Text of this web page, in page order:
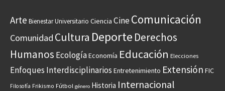
Arte Bienestar Universitario Ciencia CineComunicación
Comunidad Cultura Deporte Derechos
Humanos EcologíaEconomía Educación Elecciones
Enfoques Interdisciplinarios Entretenimiento Extensión FIC
Filosofía Frikismo Fútbol género Historia Internacional